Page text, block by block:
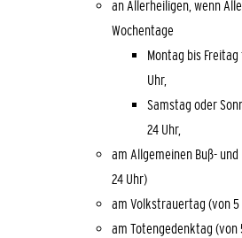
an Allerheiligen, wenn
Wochentage
Montag bis
Uhr,
Samstag oder
24 Uhr,
am Allgemeinen Buß-
24 Uhr)
am Volkstrauertag (von 5
am Totengedenktag (von